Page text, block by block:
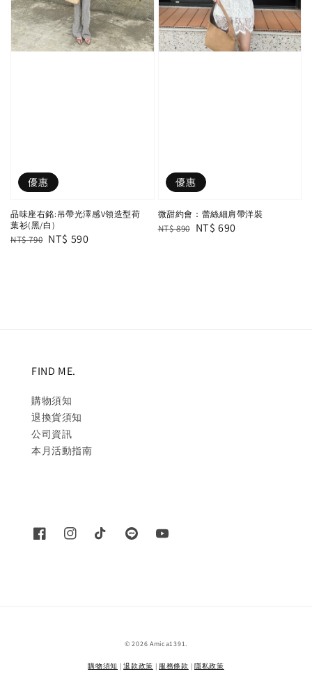
優惠
品味座右銘:吊帶光澤感V領造型荷
葉衫(黑/白)
Regular
NT$ 790 Sale
NT$ 590
優惠
微甜約會：蕾絲細肩帶洋裝
Regular
NT$ 890 Sale
NT$ 690
FIND ME.
購物須知
退換貨須知
公司資訊
本月活動指南
© 2026 Amica1391.
購物須知 |退款政策 | 服務條款 | 隱私政策